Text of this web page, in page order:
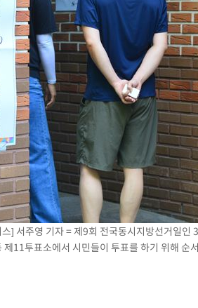
] 서주영 기자 = 제9회 전국동시지방선거일
제11투표소에서 시민들이 투표를 하기 위해